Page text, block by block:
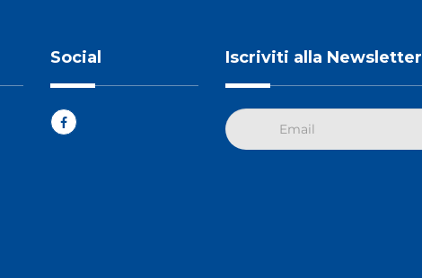
Social Iscriviti alla Newsletter